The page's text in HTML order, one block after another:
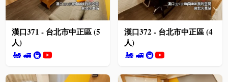
漢口371 - 台北市中正區 (5
人)
🚂 🚅 🚇
漢口372 - 台北市中正區 (4
人)
🚂 🚅🚇